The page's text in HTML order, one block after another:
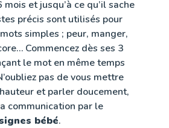
et jusqu’à ce qu’il sache
précis sont utilisés pour
simples ; peur, manger,
Commencez dès ses 3
le mot en même temps
pas de vous mettre
et parler doucement,
communication par le
bébé.